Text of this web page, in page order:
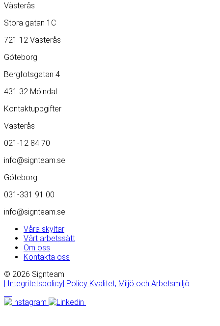
Västerås
Stora gatan 1C
721 12 Västerås
Göteborg
Bergfotsgatan 4
431 32 Mölndal
Kontaktuppgifter
Västerås
021-12 84 70
info@signteam.se
Göteborg
031-331 91 00
info@signteam.se
Våra skyltar
Vårt arbetssätt
Om oss
Kontakta oss
© 2026 Signteam
| Integritetspolicy| Policy Kvalitet, Miljö och Arbetsmiljö